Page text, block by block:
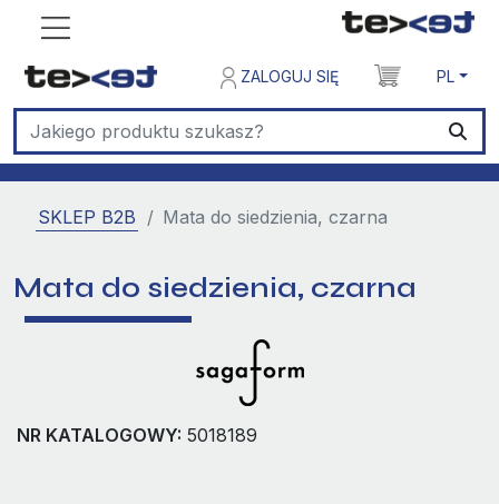
ZALOGUJ SIĘ PL
SKLEP B2B Mata do siedzienia, czarna
Mata do siedzienia, czarna
NR KATALOGOWY: 5018189